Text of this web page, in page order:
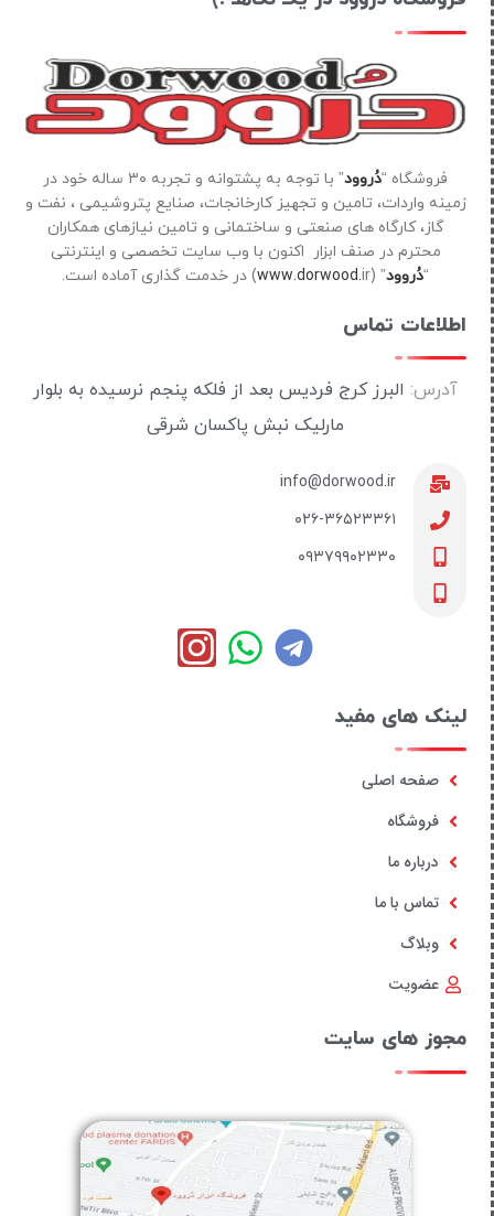
فروشگاه “دُروود
” با توجه به پشتوانه و تجربه ۳۰ ساله خود در
زمینه واردات، تامین و تجهیز کارخانجات، صنایع پتروشیمی ، نفت و
گاز، کارگاه های صنعتی و ساختمانی و تامین نیازهای همکاران
محترم در صنف ابزار اکنون با وب سایت تخصصی و اینترنتی
“دُروود” (
www.dorwood.ir) در خدمت گذاری آماده است.
اطلاعات تماس
آدرس: البرز کرج فردیس بعد از فلکه پنجم نرسیده به بلوار
مارلیک نبش پاکسان شرقی
info@dorwood.ir
۰۲۶-۳۶۵۲۳۳۶۱
۰۹۳۷۹۹۰۲۳۳۰
لینک های مفید
صفحه اصلی
فروشگاه
درباره ما
تماس با ما
وبلاگ
عضویت
مجوز های سایت